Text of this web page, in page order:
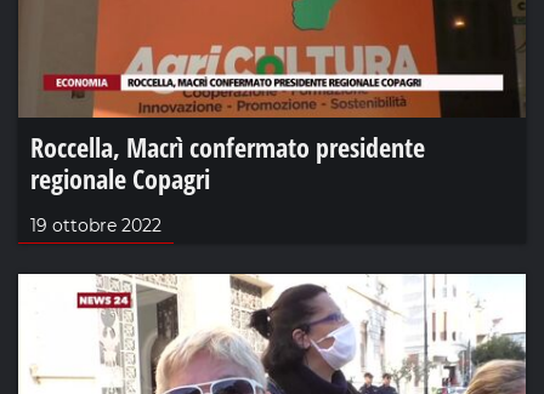
Roccella, Macrì confermato presidente
regionale Copagri
19 ottobre 2022